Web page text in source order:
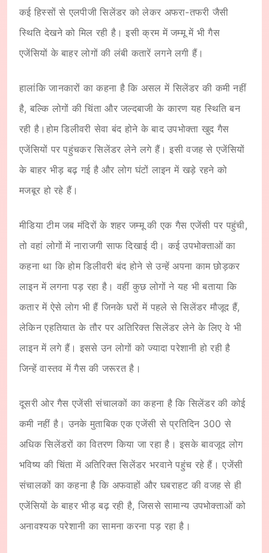
कई हिस्सों से एलपीजी सिलेंडर को लेकर अफरा-तफरी जैसी
स्थिति देखने को मिल रही है। इसी क्रम में जम्मू में भी गैस
एजेंसियों के बाहर लोगों की लंबी कतारें लगने लगी हैं।
हालांकि जानकारों का कहना है कि असल में सिलेंडर की कमी नहीं
है, बल्कि लोगों की चिंता और जल्दबाजी के कारण यह स्थिति बन
रही है।होम डिलीवरी सेवा बंद होने के बाद उपभोक्ता खुद गैस
एजेंसियों पर पहुंचकर सिलेंडर लेने लगे हैं। इसी वजह से एजेंसियों
के बाहर भीड़ बढ़ गई है और लोग घंटों लाइन में खड़े रहने को
मजबूर हो रहे हैं।
मीडिया टीम जब मंदिरों के शहर जम्मू की एक गैस एजेंसी पर पहुंची,
तो वहां लोगों में नाराजगी साफ दिखाई दी। कई उपभोक्ताओं का
कहना था कि होम डिलीवरी बंद होने से उन्हें अपना काम छोड़कर
लाइन में लगना पड़ रहा है। वहीं कुछ लोगों ने यह भी बताया कि
कतार में ऐसे लोग भी हैं जिनके घरों में पहले से सिलेंडर मौजूद हैं,
लेकिन एहतियात के तौर पर अतिरिक्त सिलेंडर लेने के लिए वे भी
लाइन में लगे हैं। इससे उन लोगों को ज्यादा परेशानी हो रही है
जिन्हें वास्तव में गैस की जरूरत है।
दूसरी ओर गैस एजेंसी संचालकों का कहना है कि सिलेंडर की कोई
कमी नहीं है। उनके मुताबिक एक एजेंसी से प्रतिदिन 300 से
अधिक सिलेंडरों का वितरण किया जा रहा है। इसके बावजूद लोग
भविष्य की चिंता में अतिरिक्त सिलेंडर भरवाने पहुंच रहे हैं। एजेंसी
संचालकों का कहना है कि अफवाहों और घबराहट की वजह से ही
एजेंसियों के बाहर भीड़ बढ़ रही है, जिससे सामान्य उपभोक्ताओं को
अनावश्यक परेशानी का सामना करना पड़ रहा है।